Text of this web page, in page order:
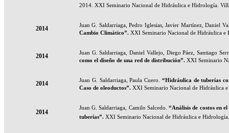
2014. XXI Seminario Nacional de Hidráulica e Hidrología.
2014
Juan G. Saldarriaga, Pedro Iglesias, Javier Martínez, Daniel
Cambio Climático”. XXI Seminario Nacional de Hidráulica e
2014
Juan G. Saldarriaga, Daniel Vallejo, Diego Páez, Santiago
como el diseño de una red de distribución”. XXI Seminario
2014 Juan G. Saldarriaga, Paula Cuero. “Hidráulica de tuberías
Caso de oleoductos”. XXI Seminario Nacional de Hidráulica
2014
Juan G. Saldarriaga, Camilo Salcedo.“Análisis de costos en
tuberías”. XXI Seminario Nacional de Hidráulica e